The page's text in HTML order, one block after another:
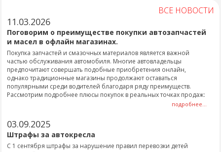
ВСЕ НОВОСТИ
11.03.2026
Поговорим о преимуществе покупки автозапчастей
и масел в офлайн магазинах.
Покупка запчастей и смазочных материалов является важной
частью обслуживания автомобиля. Многие автовладельцы
предпочитают совершать подобные приобретения онлайн,
однако традиционные магазины продолжают оставаться
популярными среди водителей благодаря ряду преимуществ.
Рассмотрим подробнее плюсы покупок в реальных точках продаж:
подробнее...
03.09.2025
Штрафы за автокресла
С 1 сентября штрафы за нарушение правил перевозки детей